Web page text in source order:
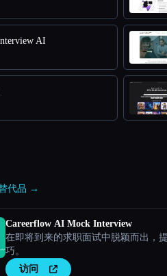
AI
代品 →
Careerflow AI Mock Interview
在即将到来的求职面试中脱颖而出，
巧。
访问